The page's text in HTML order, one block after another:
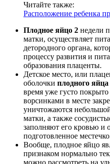
Читайте также:
Расположение ребенка
Плодное яйцо 2 недели
матки, осуществляет
детородного органа,
процессу развития и
образования плаценты.
Детское место, или
оболочки плодного яйца
время уже густо
ворсинками в месте
уничтожаются
матки, а также
заполняют его кровью и
подготовленное
Вообще, плодное яйцо
признаком нормально
можно рассмотреть на